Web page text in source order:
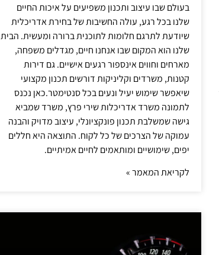
בעולם שבו עיצוב ותכנון משפיעים על איכות החיים
שלנו בכל רגע, עולה החשיבות של בחירת אדריכלית
שיודעת לתרגם חלומות לתוכנית ברורה ומעשית. הבית
שלנו הוא המקום שבו אנחנו חיים, מגדלים משפחה,
מארחים וחווים אינספור רגעים אישיים. גם דירות
קטנות, משרדים וקליניקות דורשים תכנון מקצועי
שיאפשר שימוש יעיל ונעים בכל סנטימטר.כאן נכנס
לתמונה משרד אדריכלות שירי פרץ, משרד שמביא
גישה שמשלבת תכנון פונקציונלי, עיצוב מדויק והבנה
עמוקה של הצרכים של כל לקוח. התוצאה היא חללים
יפים, שימושיים ומותאמים לחיים אמיתיים.
לקריאת המאמר »